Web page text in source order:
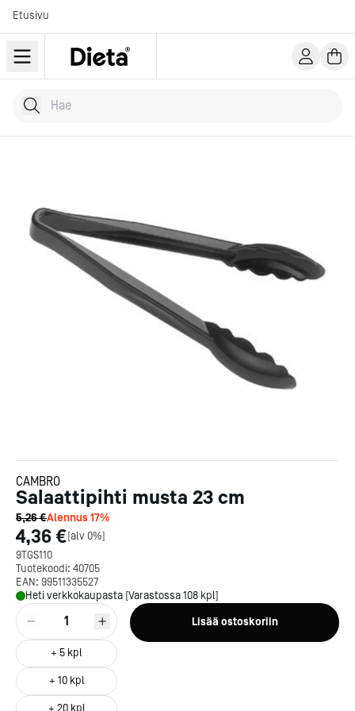
Etusivu
Hae tuotteita
Kirjoita hakusana...
CAMBRO
Salaattipihti musta 23 cm
5,26 €Alennus17%
4,36 €[alv 0%]
9TGS110
Tuotekoodi: 40705
EAN: 99511335527
Heti verkkokaupasta [Varastossa 108 kpl]
1
+ 5 kpl
+ 10kpl
+ 20kpl
Lisää ostoskoriin